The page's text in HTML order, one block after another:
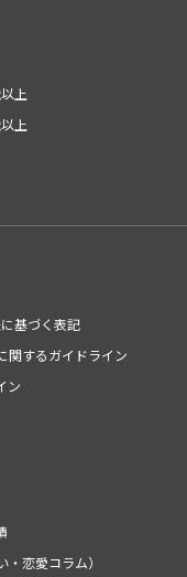
上
上
基づく表記
関するガイドライン
ン
・恋愛コラム）